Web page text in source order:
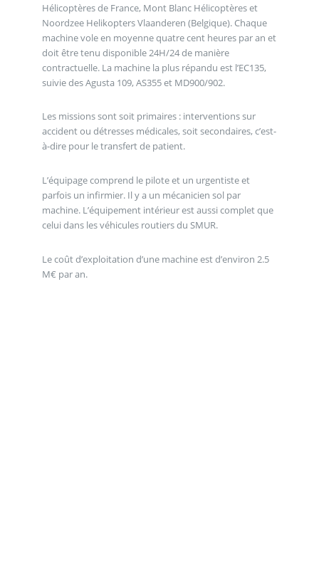
Hélicoptères de France, Mont Blanc Hélicoptères et
Noordzee Helikopters Vlaanderen (Belgique). Chaque
machine vole en moyenne quatre cent heures par an et
doit être tenu disponible 24H/24 de manière
contractuelle. La machine la plus répandu est l’EC135,
suivie des Agusta 109, AS355 et MD900/902.
Les missions sont soit primaires : interventions sur
accident ou détresses médicales, soit secondaires, c’est-
à-dire pour le transfert de patient.
L’équipage comprend le pilote et un urgentiste et
parfois un infirmier. Il y a un mécanicien sol par
machine. L’équipement intérieur est aussi complet que
celui dans les véhicules routiers du SMUR.
Le coût d’exploitation d’une machine est d’environ 2.5
M€ par an.